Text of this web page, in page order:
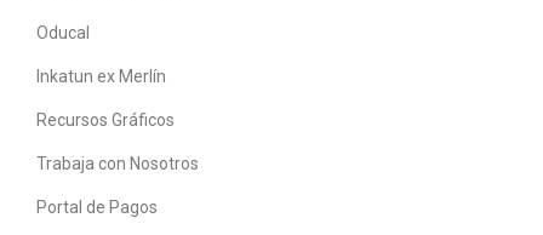
Oducal
Inkatun ex Merlín
Recursos Gráficos
Trabaja con Nosotros
Portal de Pagos